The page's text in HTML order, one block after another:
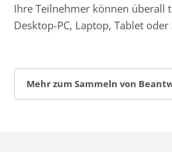
Ihre Teilnehmer können überall
Desktop-PC, Laptop, Tablet
Mehr zum Sammeln von